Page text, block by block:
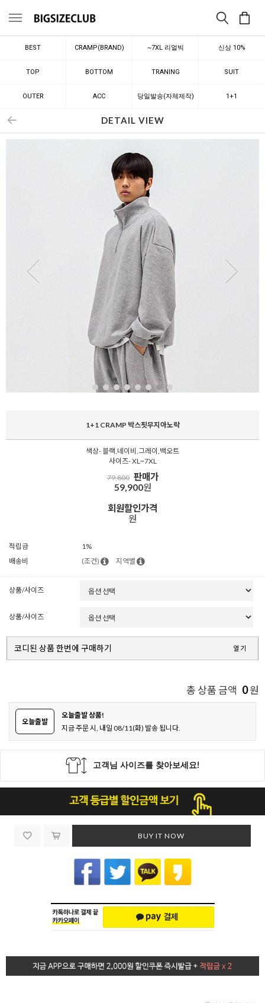
메뉴
BEST CRAMP(BRAND) ~7XL 리얼빅 신상 10%
TOP BOTTOM TRANING SUIT
OUTER ACC 당일발송(자체제작) 1+1
DETAIL VIEW
1+1 CRAMP 박스핏무지아노락
색상- 블랙,네이비,그레이,백오트
사이즈- XL~7XL
79,800 판매가
59,900원
회원할인가격
원
적립금
1%
배송비
(조건) 지역별
상품/사이즈
상품/사이즈
코디된 상품 한번에 구매하기 열기
총 상품 금액 0원
오늘출발
오늘출발 상품!
지금 주문 시, 내일 08/11(화) 발송 됩니다.
BUY IT NOW